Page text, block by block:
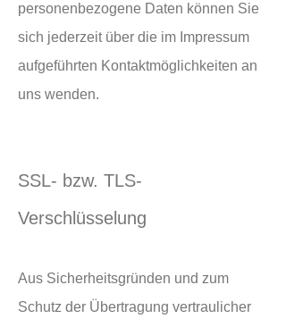
personenbezogene Daten können Sie
sich jederzeit über die im Impressum
aufgeführten Kontaktmöglichkeiten an
uns wenden.
SSL- bzw. TLS-
Verschlüsselung
Aus Sicherheitsgründen und zum
Schutz der Übertragung vertraulicher